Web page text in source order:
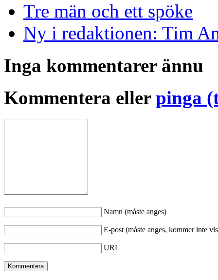
Tre män och ett spöke
Ny i redaktionen: Tim
Inga kommentarer ännu
Kommentera eller pinga
Namn (måste anges)
E-post (måste anges, kommer inte
URL